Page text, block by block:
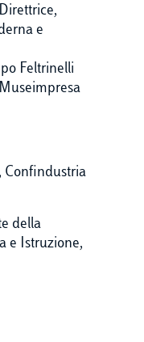
Direttrice,
e
Feltrinelli
Confindustria
della
e Istruzione,